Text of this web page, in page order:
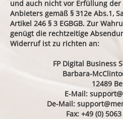
und auch nicht vor Erfüllung
Anbieters gemäß § 312e Abs.1,
Artikel 246 § 3 EGBGB. Zur
genügt die rechtzeitige
Widerruf ist zu richten an:
FP Digital Business
Barbara-
12489
E-Mail:
De-Mail:
Fax: +49 (0)